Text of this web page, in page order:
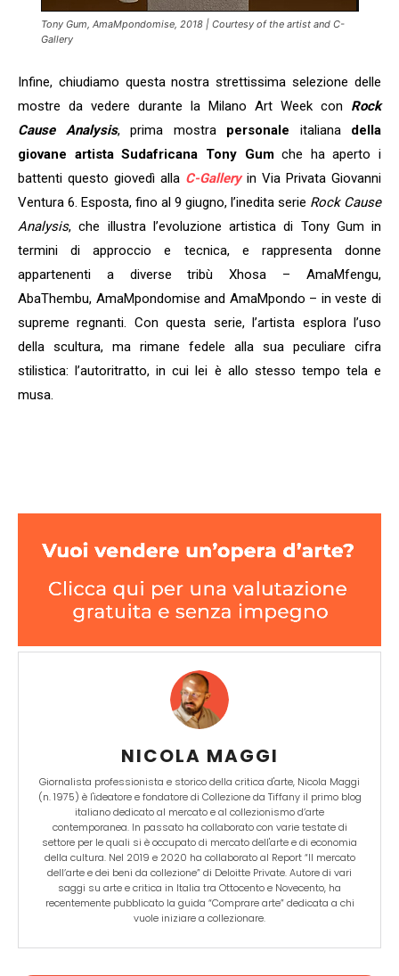
Tony Gum, AmaMpondomise, 2018 | Courtesy of the artist and C-
Gallery
Infine, chiudiamo questa nostra strettissima selezione delle
mostre da vedere durante la Milano Art Week con Rock
Cause Analysis, prima mostra personale italiana della
giovane artista Sudafricana Tony Gumche ha aperto i
battenti questo giovedì alla C-Galleryin Via Privata Giovanni
Ventura 6. Esposta, fino al 9 giugno, l’inedita serie Rock Cause
Analysis, che illustra l’evoluzione artistica di Tony Gum in
termini di approccio e tecnica, e rappresenta donne
appartenenti a diverse tribù Xhosa – AmaMfengu,
AbaThembu, AmaMpondomise and AmaMpondo – in veste di
supreme regnanti. Con questa serie, l’artista esplora l’uso
della scultura, ma rimane fedele alla sua peculiare cifra
stilistica: l’autoritratto, in cui lei è allo stesso tempo tela e
musa.
NICOLA MAGGI
Giornalista professionista e storico della critica d'arte, Nicola Maggi
(n. 1975) è l'ideatore e fondatore di Collezione da Tiffany il primo blog
italiano dedicato al mercato e al collezionismo d’arte
contemporanea. In passato ha collaborato con varie testate di
settore per le quali si è occupato di mercato dell'arte e di economia
della cultura. Nel 2019 e 2020 ha collaborato al Report “Il mercato
dell’arte e dei beni da collezione” di Deloitte Private. Autore di vari
saggi su arte e critica in Italia tra Ottocento e Novecento, ha
recentemente pubblicato la guida “Comprare arte” dedicata a chi
vuole iniziare a collezionare.